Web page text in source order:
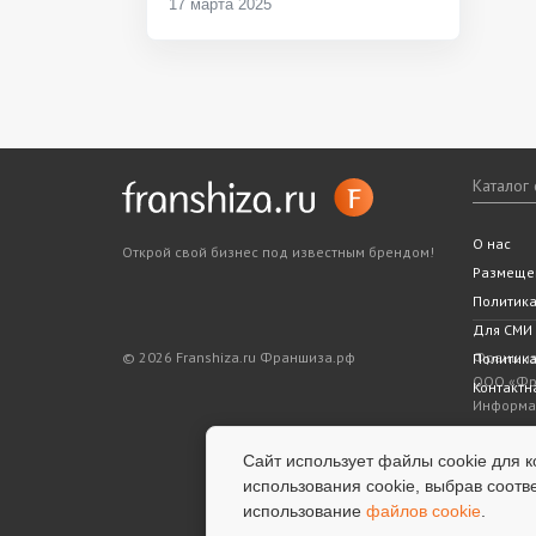
17 марта 2025
Открой свой бизнес под известным брендом! Все
Статьи
Словарь
5 шагов
О нас
Для СМИ
© 2026 Franshiza.ru Франшиза.рф
ООО
Сайт использует файлы cookie для
использования cookie, выбрав
использование файлов cookie